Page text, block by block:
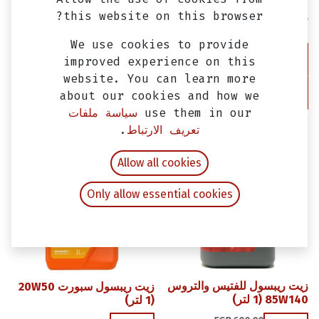
زيت فورما اكتيف 20W-50
EGP280.00
40 تخليقي بالكامل
330.00
زيت ريبسول للفتيس والتروس
85W140 (1 لتر)
زيت ريبسول سبورت 20W50
(1 لتر)
this website on this browser?
We use cookies to provide
improved experience on this
website. You can learn more
about our cookies and how we
use them in our سياسة ملفات
تعريف الارتباط .
Allow all cookies
Only allow essential cookies